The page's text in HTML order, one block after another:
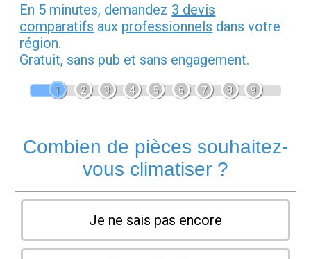
En 5 minutes, demandez 3 devis
comparatifs aux professionnels dans votre
région.
Gratuit, sans pub et sans engagement.
1 2 3 4 5 6 7 8 9
Combien de pièces souhaitez-
vous climatiser ?
Je ne sais pas encore